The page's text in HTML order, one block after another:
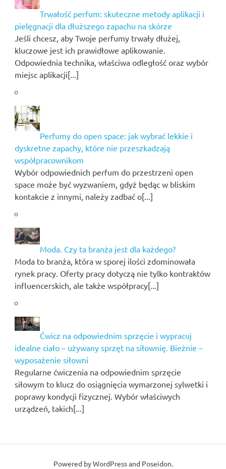
Trwałość perfum: skuteczne metody aplikacji i
pielęgnacji dla dłuższego zapachu na skórze
Jeśli chcesz, aby Twoje perfumy trwały dłużej,
kluczowe jest ich prawidłowe aplikowanie.
Odpowiednia technika, właściwa odległość oraz wybór
miejsc aplikacji[...]
Perfumy do open space: jak wybrać lekkie i
dyskretne zapachy, które nie przeszkadzają
współpracownikom
Wybór odpowiednich perfum do przestrzeni open
space może być wyzwaniem, gdyż będąc w bliskim
kontakcie z innymi, należy zadbać o[...]
Moda. Czy ta branża jest dla każdego?
Moda to branża, która w sporej ilości zdominowała
rynek pracy. Oferty pracy dotyczą nie tylko kontraktów
influencerskich, ale także współpracy[...]
Ćwicz na odpowiednim sprzęcie i wypracuj
idealne ciało – używany sprzęt na siłownię. Bieżnie –
wyposażenie siłowni
Regularne ćwiczenia na odpowiednim sprzęcie
siłowym to klucz do osiągnięcia wymarzonej sylwetki i
poprawy kondycji fizycznej. Wybór właściwych
urządzeń, takich[...]
Powered byWordPressand Poseidon.